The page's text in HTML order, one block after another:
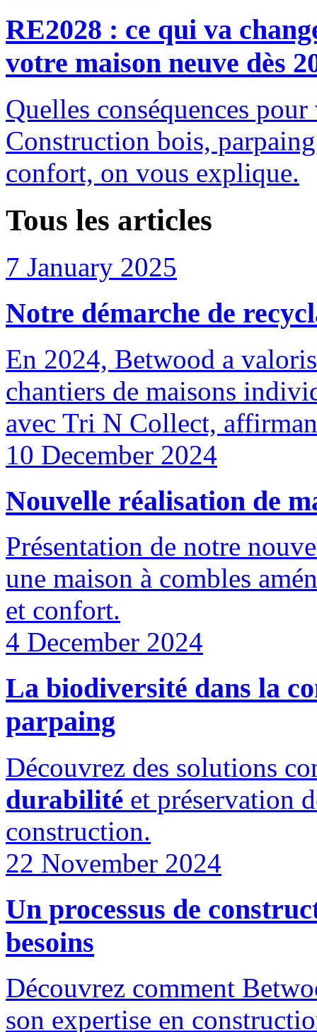
RE2028 : ce qui va
votre maison neuve dès
Quelles conséquences
Construction bois,
confort, on vous explique.
Tous les articles
7 January 2025
Notre démarche de
En 2024, Betwood a
chantiers de maisons
avec Tri N Collect,
10 December 2024
Nouvelle réalisation de
Présentation de notre
une maison à combles
et confort.
4 December 2024
La biodiversité dans la
parpaing
Découvrez des solutions
durabilité et préservation
construction.
22 November 2024
Un processus de
besoins
Découvrez comment
son expertise en